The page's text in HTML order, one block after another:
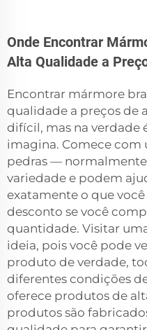
Onde Encontrar
Alta Qualidade a
Encontrar mármore
qualidade a preços de
difícil, mas na verdade
imagina. Comece
pedras —
variedade e podem
exatamente o que
desconto se você
quantidade. Visitar
ideia, pois você pode
produto de verdade,
diferentes condições
oferece produtos de
produtos são